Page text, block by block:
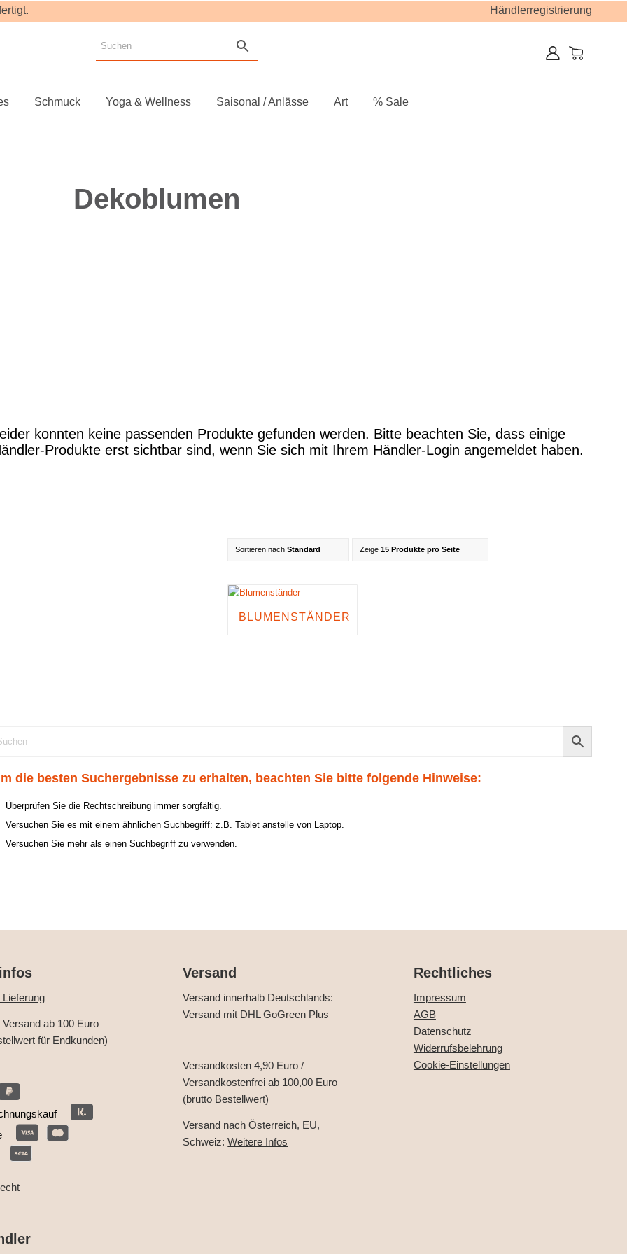
Händlerregistrierung
Schmuck Yoga & Wellness Saisonal / Anlässe Art % Sale
Dekoblumen
Sortieren nach Standard Zeige 15 Produkte pro Seite
BLUMENSTÄNDER
die besten Suchergebnisse zu erhalten, beachten Sie bitte folgende Hinweise:
Überprüfen Sie die Rechtschreibung immer sorgfältig.
Versuchen Sie es mit einem ähnlichen Suchbegriff: z.B. Tablet anstelle von Laptop.
Versuchen Sie mehr als einen Suchbegriff zu verwenden.
ab 100 Euro
für Endkunden)
Versand
Versand innerhalb Deutschlands:
Versand mit DHL GoGreen Plus
Versandkosten 4,90 Euro /
Versandkostenfrei ab 100,00 Euro
(brutto Bestellwert)
Versand nach Österreich, EU,
Schweiz:Weitere Infos
Rechtliches
Impressum
AGB
Datenschutz
Widerrufsbelehrung
Cookie-Einstellungen